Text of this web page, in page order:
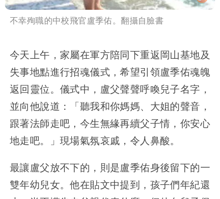
不幸殉職的中校飛官盧季佑。翻攝自臉書
今天上午，家屬在軍方陪同下重返岡山基地及
失事地點進行招魂儀式，希望引領盧季佑魂魄
返回靈位。儀式中，盧父聲聲呼喚兒子名字，
並向他說道：「聽我和你媽媽、大姐的聲音，
跟著法師走吧，今生無緣再續父子情，你安心
地走吧。」現場氣氛哀戚，令人鼻酸。
最讓盧父放不下的，則是盧季佑身後留下的一
雙年幼兒女。他在貼文中提到，孩子們年紀還